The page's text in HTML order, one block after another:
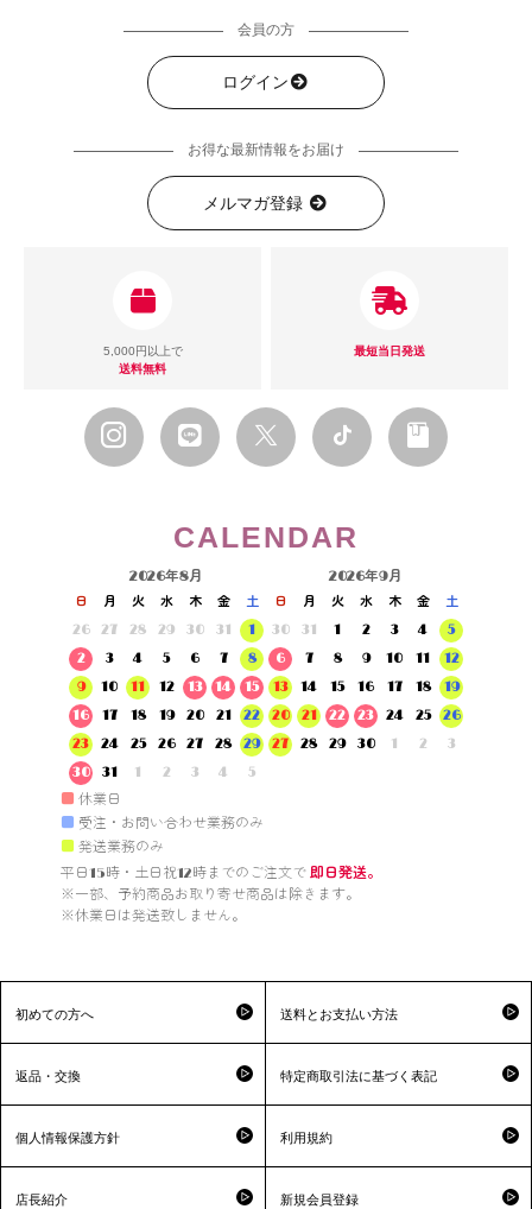
会員の方
ログイン
お得な最新情報をお届け
メルマガ登録
5,000円以上で
送料無料
最短当日発送
CALENDAR
2026年8月
日 月 火 水 木 金
土
26
27 28 29 30 31
1
2
3 4 5 6 7
8
9
10 11 12 13 14
15
16
17 18 19 20 21
22
23
24 25 26 27 28
29
30
31 1 2 3 4 5
2026年9月
日 月 火 水 木 金
土
30
31 1 2 3 4
5
6
7 8 9 10 11
12
13
14 15 16 17 18
19
20
21 22 23 24 25
26
27
28 29 30 1 2 3
■ 休業日
■ 受注・お問い合わせ業務のみ
■ 発送業務のみ
平日15時・土日祝12時までのご注文で 即日発送。
※一部、予約商品お取り寄せ商品は除きます。
※休業日は発送致しません。
初めての方へ 送料とお支払い方法
返品・交換 特定商取引法に基づく表記
個人情報保護方針 利用規約
店長紹介 新規会員登録